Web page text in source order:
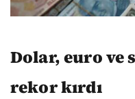
Dolar, euro ve
rekor kırdı